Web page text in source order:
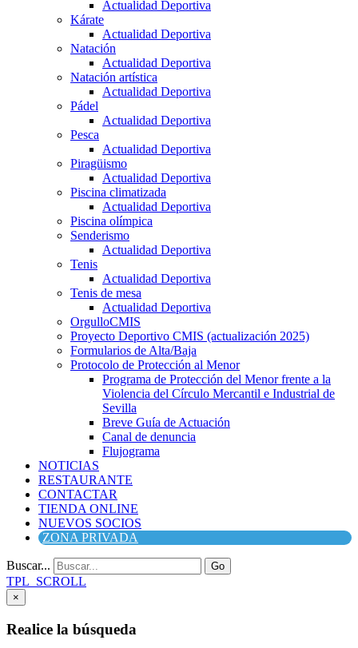
Actualidad Deportiva
Kárate
Actualidad Deportiva
Natación
Actualidad Deportiva
Natación artística
Actualidad Deportiva
Pádel
Actualidad Deportiva
Pesca
Actualidad Deportiva
Piragüismo
Actualidad Deportiva
Piscina climatizada
Actualidad Deportiva
Piscina olímpica
Senderismo
Actualidad Deportiva
Tenis
Actualidad Deportiva
Tenis de mesa
Actualidad Deportiva
OrgulloCMIS
Proyecto Deportivo CMIS (actualización 2025)
Formularios de Alta/Baja
Protocolo de Protección al Menor
Programa de Protección del Menor frente a la
Violencia del Círculo Mercantil e Industrial de
Sevilla
Breve Guía de Actuación
Canal de denuncia
Flujograma
NOTICIAS
RESTAURANTE
CONTACTAR
TIENDA ONLINE
NUEVOS SOCIOS
ZONA PRIVADA
Buscar... Go
TPL_SCROLL
×
Realice la búsqueda